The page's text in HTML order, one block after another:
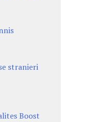
stranieri
Boost